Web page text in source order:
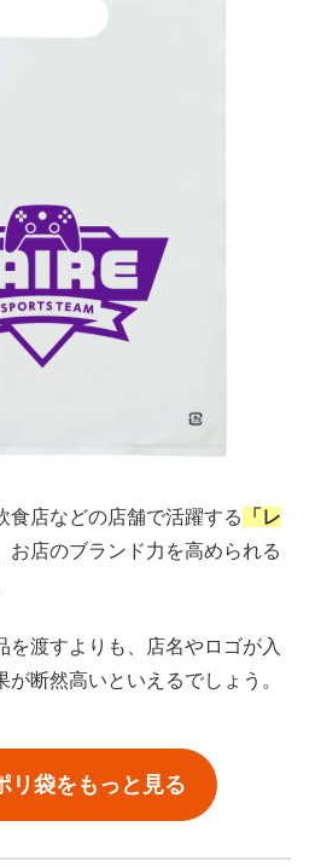
食店などの店舗で活躍する
「レ
お店のブランド力を高められる
を渡すよりも、店名やロゴが入
断然高いといえるでしょう。
リ袋をもっと見る